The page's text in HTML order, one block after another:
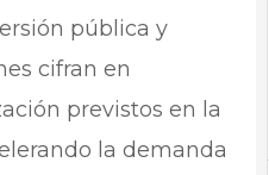
pública y
cifran en
previstos en la
la demanda